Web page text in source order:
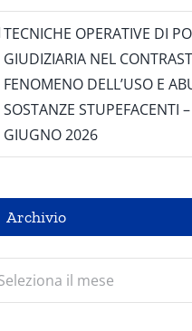
TECNICHE OPERATIVE DI
GIUDIZIARIA NEL
FENOMENO DELL’USO E
SOSTANZE STUPEFACENTI
GIUGNO 2026
Archivio
Archivio